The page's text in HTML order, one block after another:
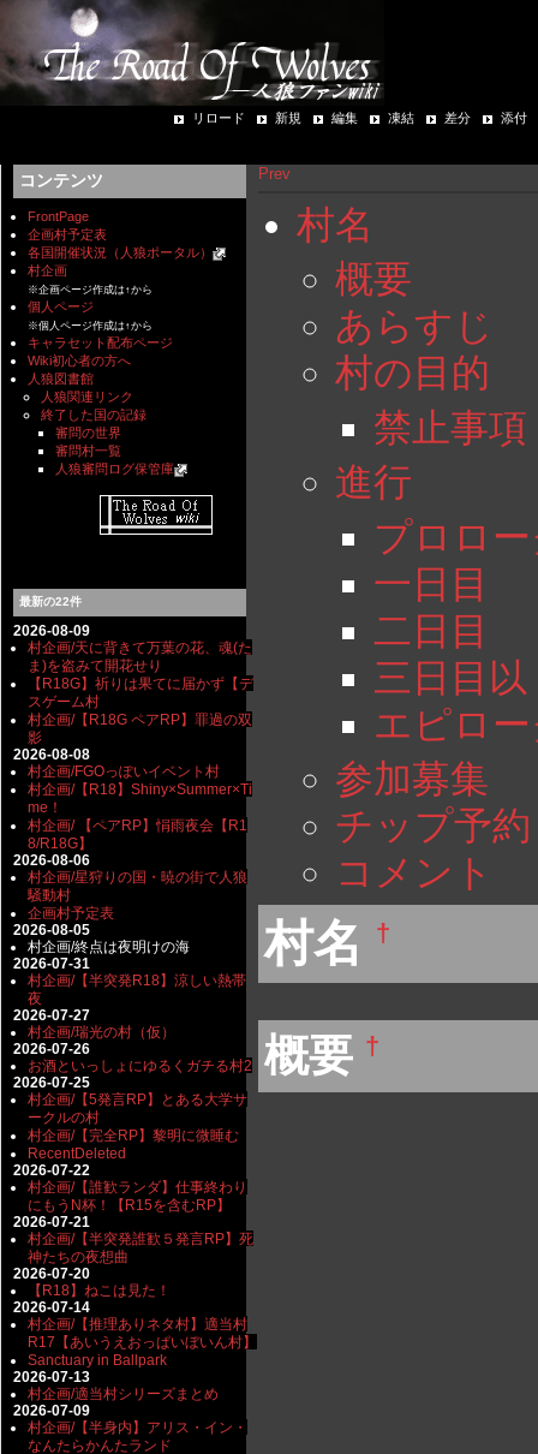
リロード 新規 編集 凍結 差分 添付
コンテンツ
FrontPage
企画村予定表
各国開催状況（人狼ポータル）
村企画
※企画ページ作成は↑から
個人ページ
※個人ページ作成は↑から
キャラセット配布ページ
Wiki初心者の方へ
人狼図書館
人狼関連リンク
終了した国の記録
審問の世界
審問村一覧
人狼審問ログ保管庫
最新の22件
2026-08-09
村企画/天に背きて万葉の花、魂(た
ま)を盗みて開花せり
【R18G】祈りは果てに届かず【デ
スゲーム村
村企画/【R18G ペアRP】罪過の双
影
2026-08-08
村企画/FGOっぽいイベント村
村企画/【R18】Shiny×Summer×Ti
me！
村企画/ 【ペアRP】悁雨夜会【R1
8/R18G】
2026-08-06
村企画/星狩りの国・暁の街で人狼
騒動村
企画村予定表
2026-08-05
村企画/終点は夜明けの海
2026-07-31
村企画/【半突発R18】涼しい熱帯
夜
2026-07-27
村企画/瑞光の村（仮）
2026-07-26
お酒といっしょにゆるくガチる村2
2026-07-25
村企画/【5発言RP】とある大学サ
ークルの村
村企画/【完全RP】黎明に微睡む
RecentDeleted
2026-07-22
村企画/【誰歓ランダ】仕事終わり
にもうN杯！【R15を含むRP】
2026-07-21
村企画/【半突発誰歓５発言RP】死
神たちの夜想曲
2026-07-20
【R18】ねこは見た！
2026-07-14
村企画/【推理ありネタ村】適当村
R17【あいうえおっぱいぼいん村】
Sanctuary in Ballpark
2026-07-13
村企画/適当村シリーズまとめ
2026-07-09
村企画/【半身内】アリス・イン・
なんたらかんたランド
Prev
村名
概要
あらすじ
村の目的
禁止事項
進行
プロロ
一日目
二日目
三日目以
エピロ
参加募集
チップ予約
コメント
村名 †
概要 †